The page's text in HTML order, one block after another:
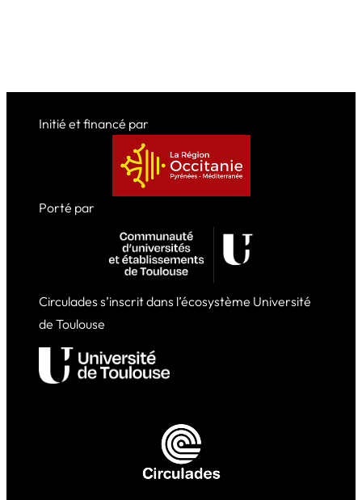
Initié et financé par
Porté par
Circulades s’inscrit dans l’écosystème Université
de Toulouse